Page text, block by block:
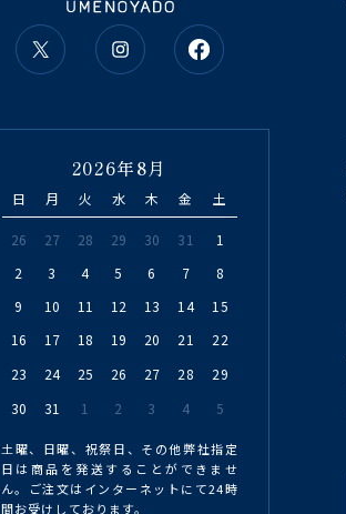
2026年8月
日 月 火 水 木 金 土
26 27 28 29 30 31
1
2
3 4 5 6 7
8
9
10 11 12 13 14
15
16
17 18 19 20 21
22
23
24 25 26 27 28
29
30
31 1 2 3 4 5
土曜、日曜、祝祭日、その他弊社指定
日は商品を発送することができませ
ん。ご注文はインターネットにて24時
間お受けしております。